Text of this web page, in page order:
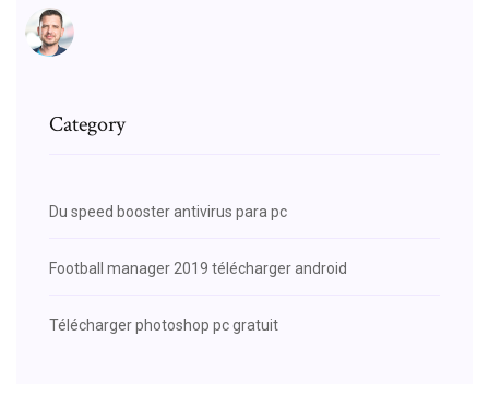
Category
Du speed booster antivirus para pc
Football manager 2019 télécharger android
Télécharger photoshop pc gratuit